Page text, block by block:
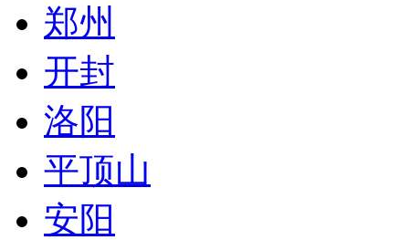
郑州
开封
洛阳
平顶山
安阳